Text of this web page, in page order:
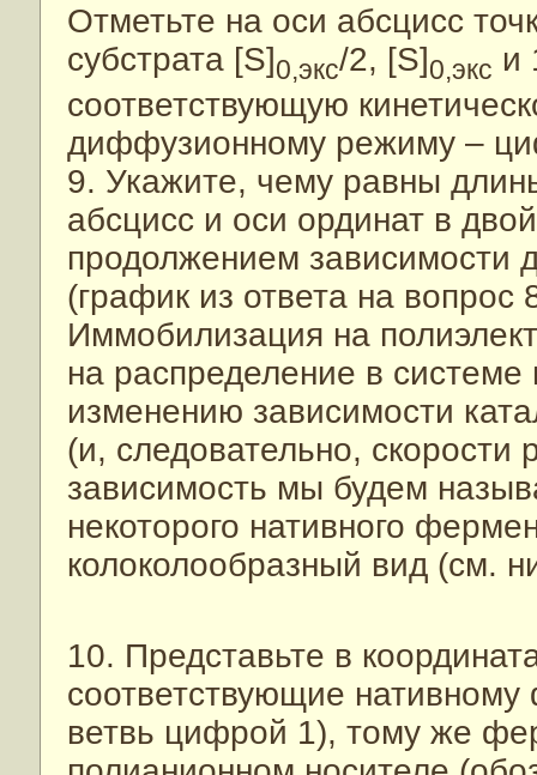
Отметьте на оси абсцисс
субстрата [S]0,экс/2, [S]0,экс и
соответствующую
диффузионному режиму –
9. Укажите, чему равны
абсцисс и оси ординат в
продолжением зависимости
(график из ответа на
Иммобилизация на
на распределение в системе
изменению зависимости
(и, следовательно,
зависимость мы будем
некоторого нативного
колоколообразный вид (см.
10. Представьте в
соответствующие
ветвь цифрой 1), тому же